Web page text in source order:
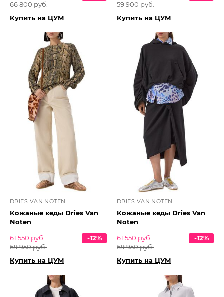
66 800 руб.
Купить на ЦУМ
59 900 руб.
Купить на ЦУМ
DRIES VAN NOTEN
Кожаные кеды Dries Van
Noten
61 550 руб.
69 950 руб.
-12%
Купить на ЦУМ
DRIES VAN NOTEN
Кожаные кеды Dries Van
Noten
61 550 руб.
69 950 руб.
-12%
Купить на ЦУМ